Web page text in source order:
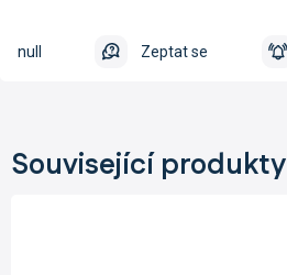
Zeptat se
null
Související produkty